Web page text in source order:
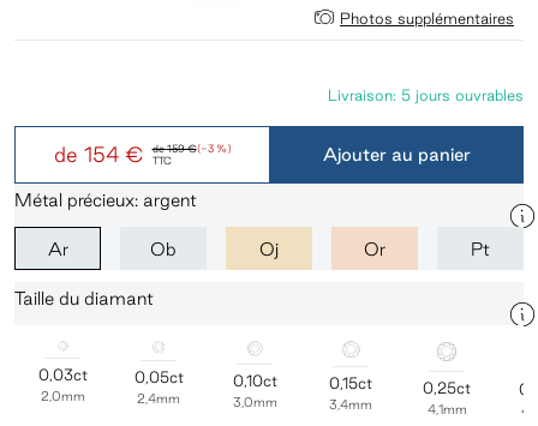
Photos supplémentaires
de159 €(-3 %)
de 154 € TTC
Livraison: 5 jours ouvrables
Ajouter au panier
Métal précieux: argent
Ar Ob Oj Or Pt
Taille du diamant
0,03ct
2,0mm
0,05ct
2,4mm
0,10ct
3,0mm
0,15ct
3,4mm
0,25ct
4,1mm